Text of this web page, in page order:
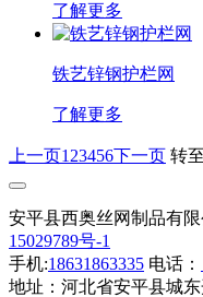
了解更多
铁艺锌钢护栏网
了解更多
上一页1 23456下一页 转
安平县西奥丝网制品有
15029789号-1
手机:18631863335 电话：
地址：河北省安平县城